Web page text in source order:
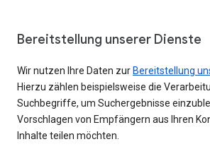
Bereitstellung unserer Dienste
Wir nutzen Ihre Daten zur Bereitstellung
Hierzu zählen beispielsweise die
Suchbegriffe, um Suchergebnisse
Vorschlagen von Empfängern aus Ihren
Inhalte teilen möchten.